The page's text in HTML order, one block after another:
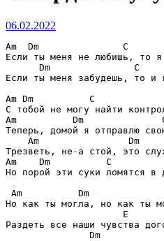
06.02.2022
Am  Dm               C
Если ты меня не любишь, то
Dm               C
Если ты меня забудешь, то и
Am Dm          C
Am          Dm
Теперь, домой я отправлю
Am                Dm
Am    Dm          C
Но порой эти суки ломятся в
Am          Dm
Но как ты могла, но как ты
E
Раздеть все наши чувства
Dm